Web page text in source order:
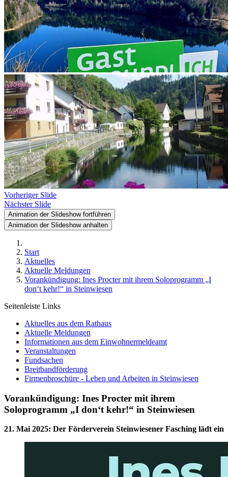
Vorheriger Slide
Nächster Slide
Animation der Slideshow fortführen
Animation der Slideshow anhalten
Start
Aktuelles
Aktuelle Meldungen
Vorankündigung: Ines Procter mit ihrem Soloprogramm „I
don‘t kehr!“ in Steinwiesen
Seitenleiste Links
Aktuelles aus dem Rathaus
Aktuelle Meldungen
Informationen aus dem Einwohnermeldeamt
Veranstaltungen
Fundsachen
Breitbandförderung
Firmenbroschüre - Leben und Arbeiten in Steinwiesen
Vorankündigung: Ines Procter mit ihrem
Soloprogramm „I don‘t kehr!“ in Steinwiesen
21. Mai 2025: Der Förderverein Steinwiesener Fasching lädt ein